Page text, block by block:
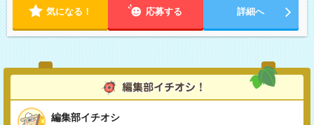
気になる！ 応募する 詳細へ
編集部イチオシ